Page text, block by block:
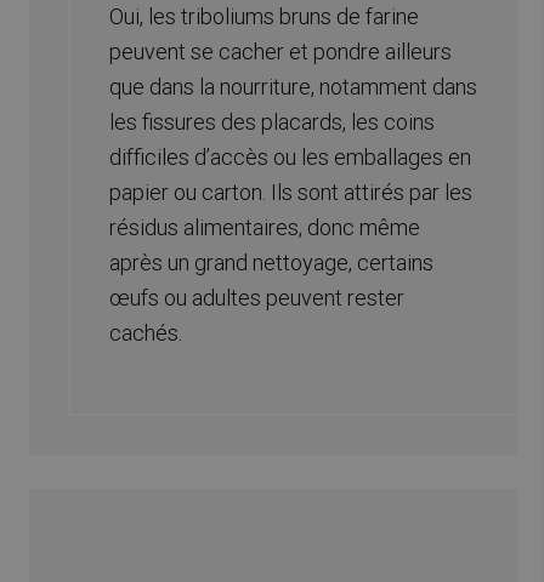
Oui, les triboliums bruns de farine
peuvent se cacher et pondre ailleurs
que dans la nourriture, notamment dans
les fissures des placards, les coins
difficiles d’accès ou les emballages en
papier ou carton. Ils sont attirés par les
résidus alimentaires, donc même
après un grand nettoyage, certains
œufs ou adultes peuvent rester
cachés.